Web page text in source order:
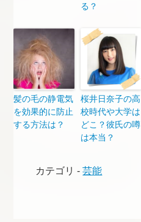
る？
髪の毛の静電気
を効果的に防止
する方法は？
桜井日奈子の高
校時代や大学は
どこ？彼氏の噂
は本当？
カテゴリ -芸能